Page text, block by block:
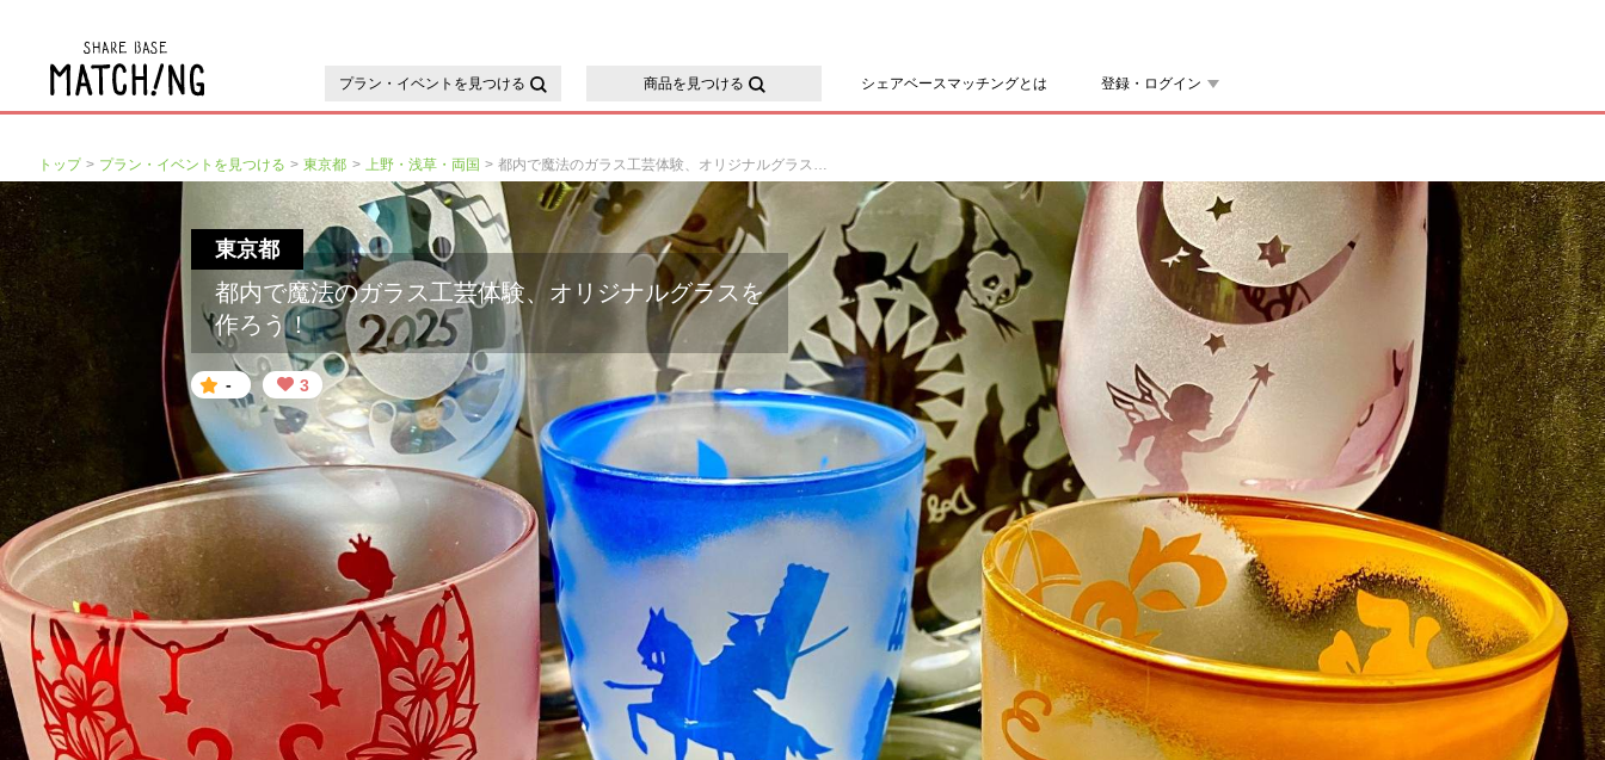
プラン・イベントを見つける 商品を見つける シェアベースマッチングとは 登録・ログイン
トップ プラン・イベントを見つける 東京都 上野・浅草・両国 都内で魔法のガラス工芸体験、オリジナルグラスを作ろう！
東京都
都内で魔法のガラス工芸体験、オリジナルグラスを
作ろう！
- 3